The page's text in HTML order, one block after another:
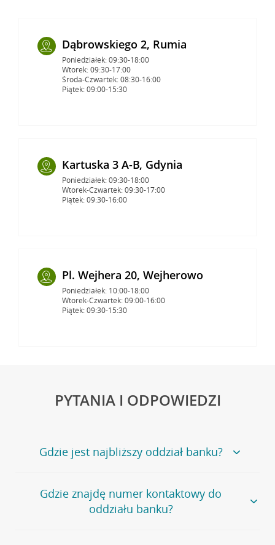
Dąbrowskiego 2, Rumia
Poniedziałek: 09:30-18:00
Wtorek: 09:30-17:00
Środa-Czwartek: 08:30-16:00
Piątek: 09:00-15:30
Kartuska 3 A-B, Gdynia
Poniedziałek: 09:30-18:00
Wtorek-Czwartek: 09:30-17:00
Piątek: 09:30-16:00
Pl. Wejhera 20, Wejherowo
Poniedziałek: 10:00-18:00
Wtorek-Czwartek: 09:00-16:00
Piątek: 09:30-15:30
PYTANIA I ODPOWIEDZI
Gdzie jest najbliższy oddział banku?
Jeśli szukasz oddziału naszego banku, zapraszamy na
stronęPlacówki i bankomaty, na której znajduje się
wygodna wyszukiwarka.
Gdzie znajdę numer kontaktowy do
oddziału banku?